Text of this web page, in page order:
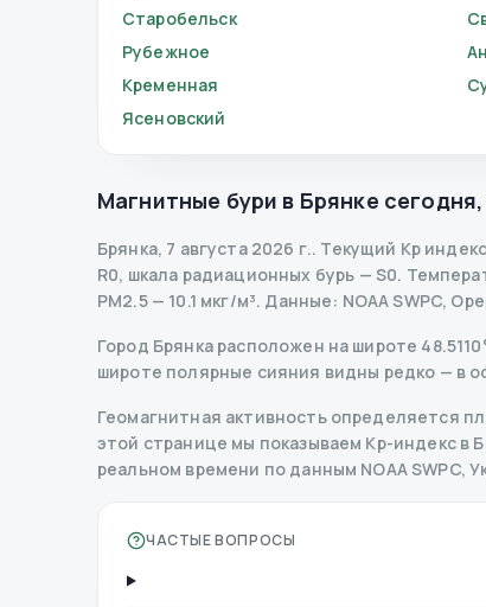
Старобельск
Рубежное
Кременная
Ясеновский
Магнитные бури в Брянке сегодня,
Брянка, 7 августа 2026 г.. Текущий Kp индекс
R0, шкала радиационных бурь — S0.
PM2.5 — 10.1 мкг/м³. Данные: NOAA SWPC,
Город Брянка расположен на широте
широте полярные сияния видны редко — в
Геомагнитная активность определяется
этой странице мы показываем Kp-индекс в
реальном времени по данным NOAA SWPC,
ЧАСТЫЕ ВОПРОСЫ